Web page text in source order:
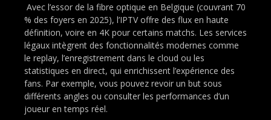
Avec l’essor de la fibre optique en Belgique (couvrant 70
% des foyers en 2025), l’IPTV offre des flux en haute
définition, voire en 4K pour certains matchs. Les services
légaux intègrent des fonctionnalités modernes comme
le replay, l’enregistrement dans le cloud ou les
statistiques en direct, qui enrichissent l’expérience des
fans. Par exemple, vous pouvez revoir un but sous
différents angles ou consulter les performances d’un
joueur en temps réel.